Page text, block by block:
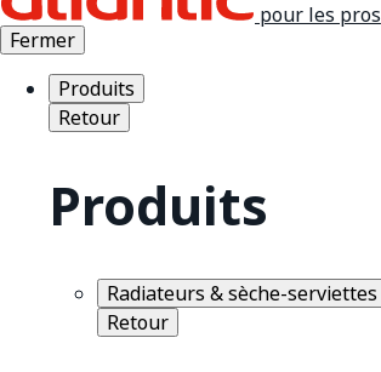
pour les pros
Fermer
Produits
Retour
Produits
Radiateurs & sèche-serviettes
Retour